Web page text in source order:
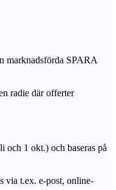
marknadsförda SPARA
radie där offerter
och 1 okt.) och baseras på
via t.ex. e-post, online-